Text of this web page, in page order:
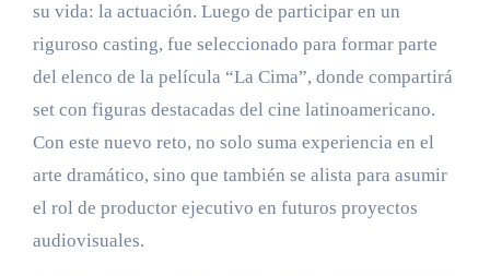
su vida: la actuación. Luego de participar en un
riguroso casting, fue seleccionado para formar parte
del elenco de la película “La Cima”, donde compartirá
set con figuras destacadas del cine latinoamericano.
Con este nuevo reto, no solo suma experiencia en el
arte dramático, sino que también se alista para asumir
el rol de productor ejecutivo en futuros proyectos
audiovisuales.